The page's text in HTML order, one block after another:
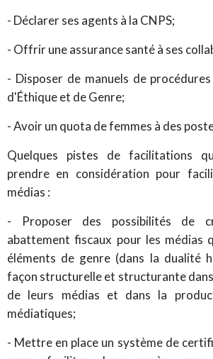
- Déclarer ses agents à la CNPS;
- Offrir une assurance santé à ses
- Disposer de manuels de
d'Éthique et de Genre;
- Avoir un quota de femmes à des
Quelques pistes de facilitations
prendre en considération pour
médias :
- Proposer des possibilités de
abattement fiscaux pour les médias
éléments de genre (dans la dualité
façon structurelle et structurante
de leurs médias et dans la
médiatiques;
- Mettre en place un système de